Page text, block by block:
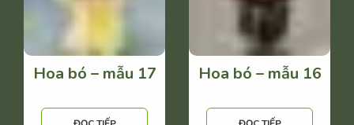
Hoa bó – mẫu 17 Hoa bó – mẫu 16